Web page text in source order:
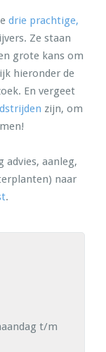
drie prachtige,
Ze staan
grote kans om
hieronder de
En vergeet
zijn, om
advies, aanleg,
naar
.
t/m